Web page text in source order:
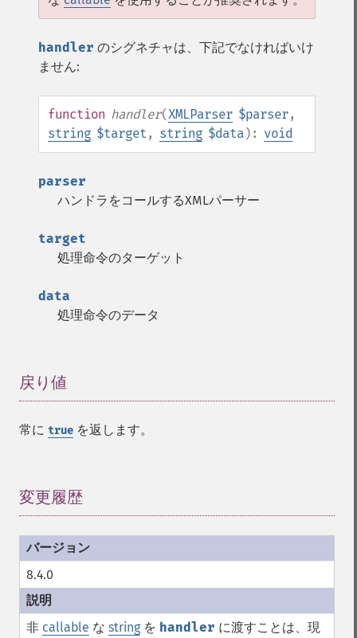
handler のシグネチャは、下記でなければいけ
ません:
function handler(XMLParser $parser,
string $target , string $data): void
parser
ハンドラをコールするXMLパーサー
target
処理命令のターゲット
data
処理命令のデータ
戻り値
常に true を返します。
変更履歴
8.4.0
非 callable な string を handler に渡すことは、現